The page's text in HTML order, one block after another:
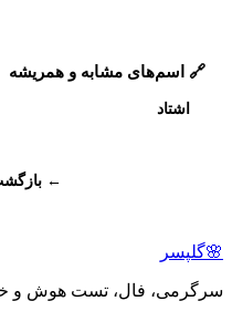
🔗 اسم‌های مشابه و همریشه
اشتاد
←
🌸گلپسر
سرگرمی، فال، تست هوش و